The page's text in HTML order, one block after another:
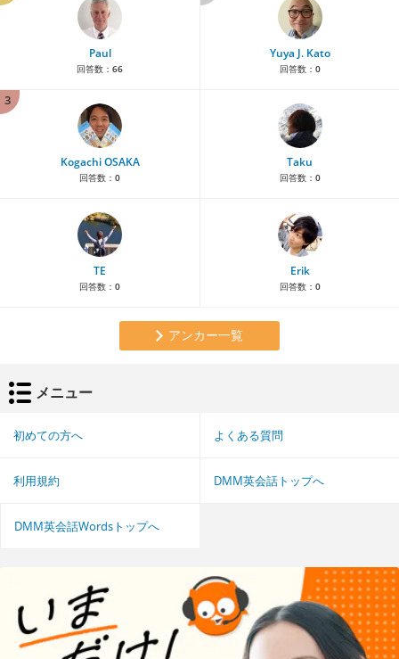
Paul
回答数： 66
Yuya J. Kato
回答数： 0
3
Kogachi OSAKA
回答数： 0
Taku
回答数： 0
TE
回答数： 0
Erik
回答数： 0
アンカー一覧
メニュー
初めての方へ よくある質問
利用規約 DMM英会話トップへ
DMM英会話Wordsトップへ